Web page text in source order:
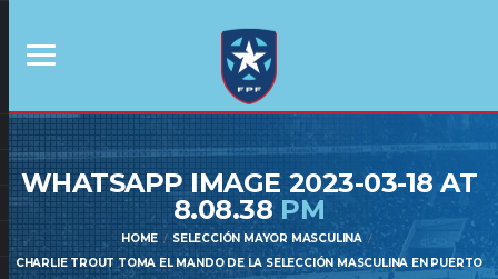
WHATSAPP IMAGE 2023-03-18 AT
8.08.38 PM
HOME
SELECCIÓN MAYOR MASCULINA
CHARLIE TROUT TOMA EL MANDO DE LA SELECCIÓN MASCULINA EN PUERTO